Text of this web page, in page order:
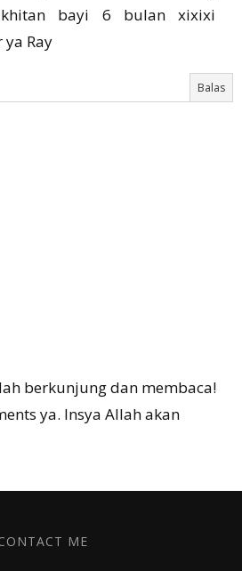
khitan bayi 6 bulan xixixi
Ray
Balas
berkunjung dan membaca!
ya. Insya Allah akan
ME